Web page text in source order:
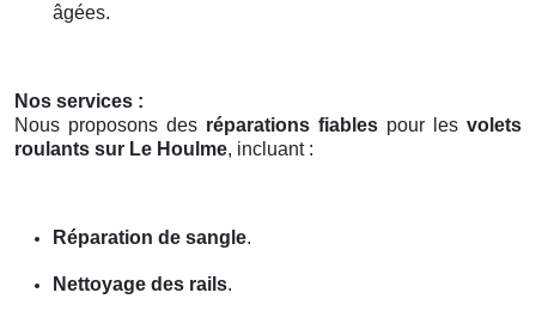
âgées.
Nos services :
Nous proposons des réparations fiables pour les volets
roulants sur Le Houlme, incluant :
Réparation de sangle.
Nettoyage des rails.